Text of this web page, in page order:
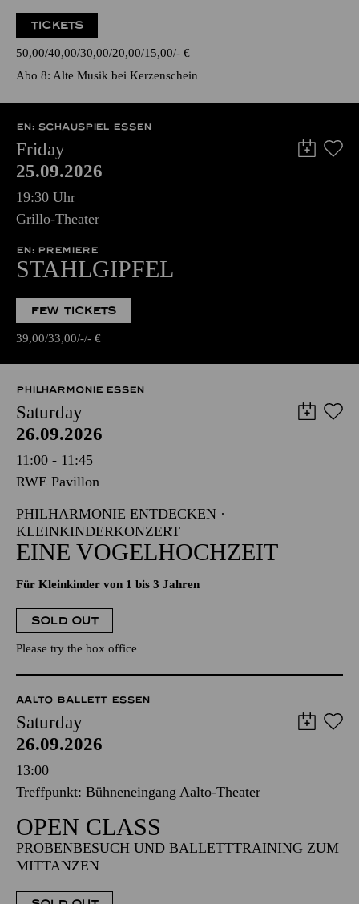
TICKETS
50,00 40,00 30,00 20,00 15,00 - €
Abo 8: Alte Musik bei Kerzenschein
EN: SCHAUSPIEL ESSEN
Friday
25.09.2026
19:30 Uhr
Grillo-Theater
EN: PREMIERE
STAHLGIPFEL
FEW TICKETS
39,00 33,00 - - €
PHILHARMONIE ESSEN
Saturday
26.09.2026
11:00 - 11:45
RWE Pavillon
PHILHARMONIE ENTDECKEN ·
KLEINKINDERKONZERT
EINE VOGELHOCHZEIT
Für Kleinkinder von 1 bis 3 Jahren
SOLD OUT
Please try the box office
AALTO BALLETT ESSEN
Saturday
26.09.2026
13:00
Treffpunkt: Bühneneingang Aalto-Theater
OPEN CLASS
PROBENBESUCH UND BALLETTTRAINING ZUM
MITTANZEN